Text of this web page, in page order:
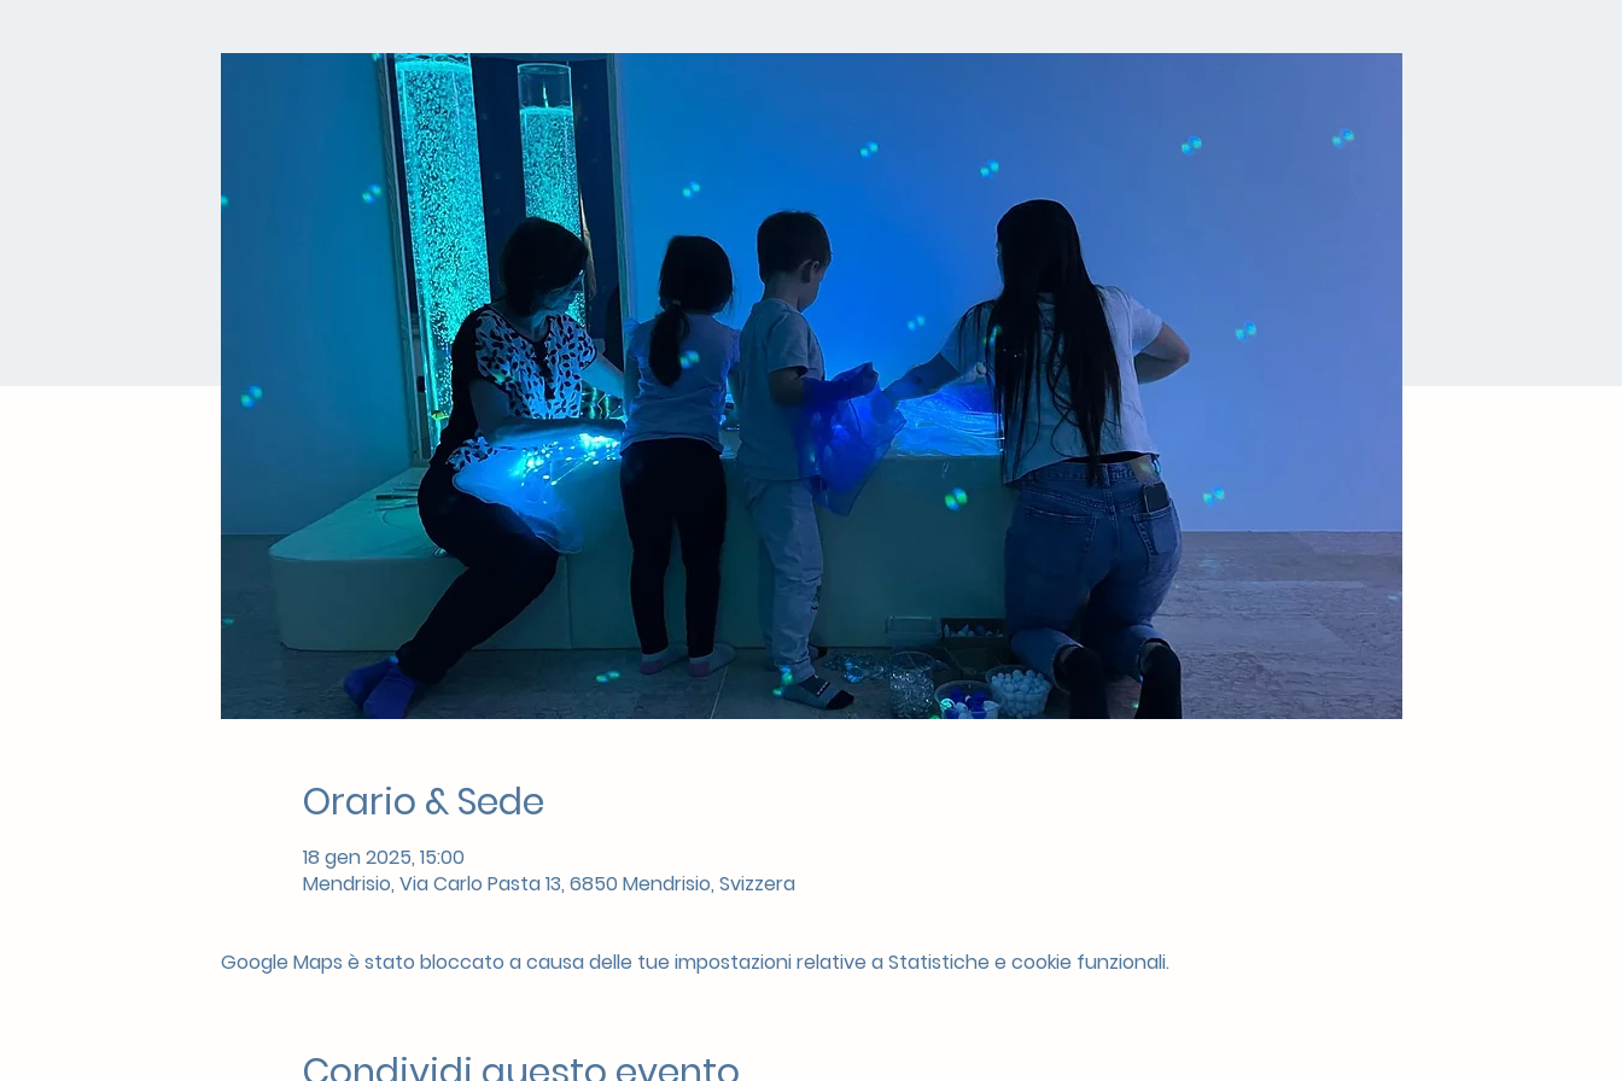
Orario & Sede
18 gen 2025, 15:00
Mendrisio, Via Carlo Pasta 13, 6850 Mendrisio, Svizzera
Google Maps è stato bloccato a causa delle tue impostazioni relative a Statistiche e cookie funzionali.